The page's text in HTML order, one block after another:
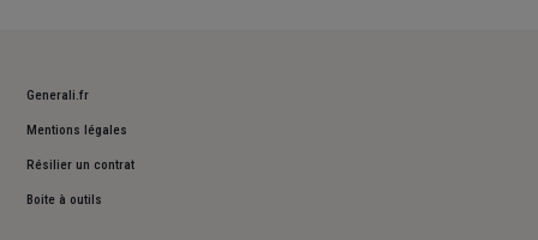
Generali.fr
Mentions légales
Résilier un contrat
Boite à outils